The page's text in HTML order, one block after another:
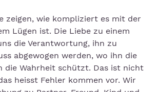
zeigen, wie kompliziert es mit der
Lügen ist. Die Liebe zu einem
die Verantwortung, ihn zu
abgewogen werden, wo ihn die
die Wahrheit schützt. Das ist nicht
heisst Fehler kommen vor. Wir